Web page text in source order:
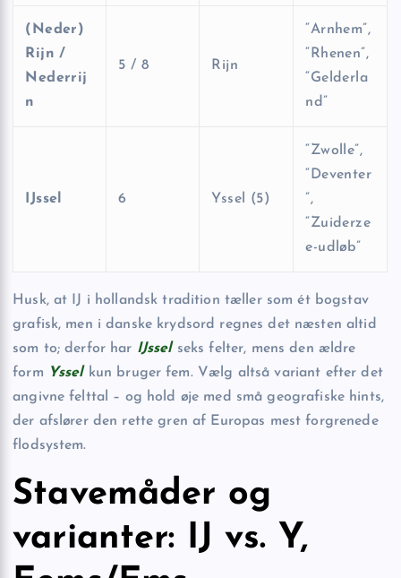
(Neder)
Rijn /
Nederrij
n
5 / 8 Rijn
“Arnhem”,
“Rhenen”,
“Gelderla
nd”
IJssel 6 Yssel (5)
“Zwolle”,
“Deventer
”,
“Zuiderze
e-udløb”
Husk, at IJ i hollandsk tradition tæller som ét bogstav
grafisk, men i danske krydsord regnes det næsten altid
som to; derfor har IJsselseks felter, mens den ældre
form Ysselkun bruger fem. Vælg altså variant efter det
angivne felttal – og hold øje med små geografiske hints,
der afslører den rette gren af Europas mest forgrenede
flodsystem.
Stavemåder og
varianter: IJ vs. Y,